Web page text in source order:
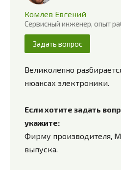
Комлев Евгений
Сервисный инженер, опыт
Задать вопрос
Великолепно
нюансах электроники.
Если хотите задать
укажите:
Фирму производителя,
выпуска.